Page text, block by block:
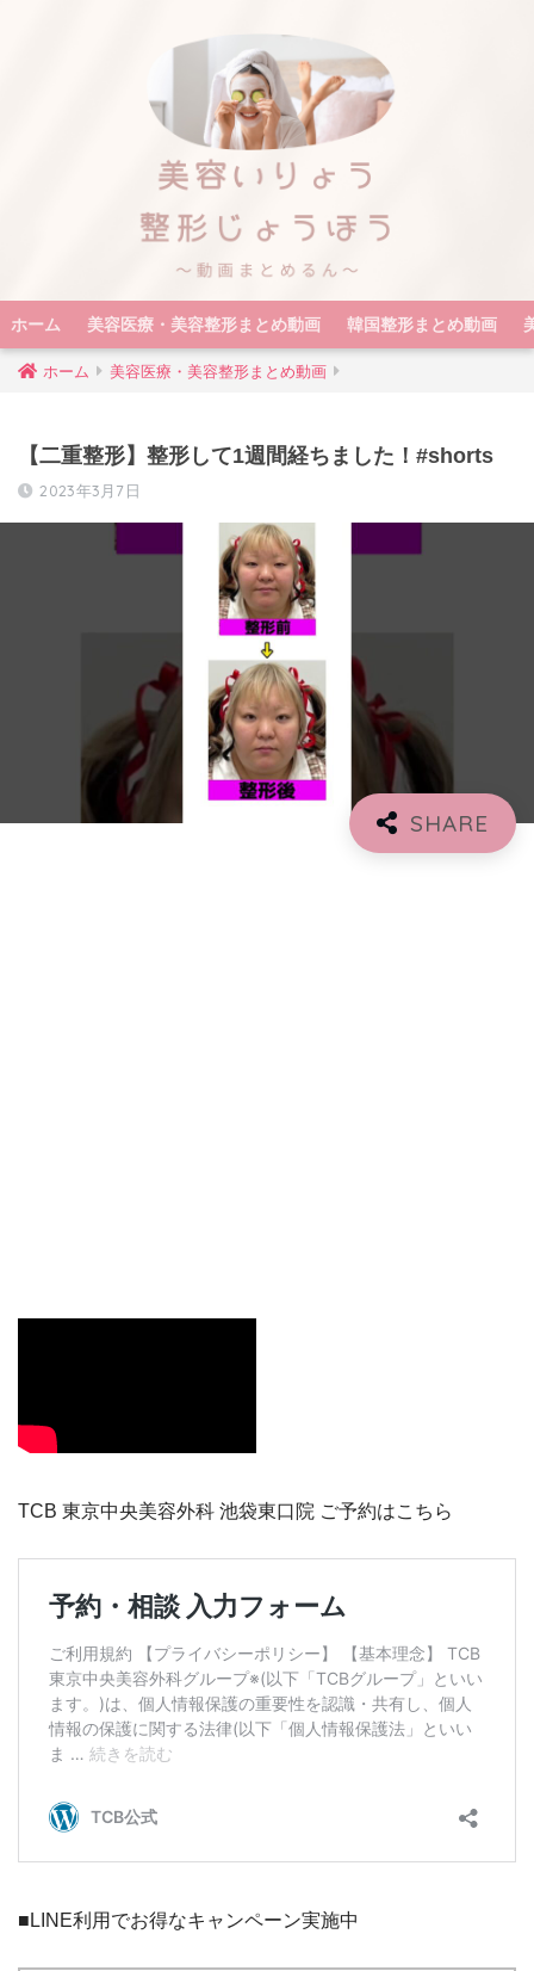
ホーム 美容医療・美容整形まとめ動画 韓国整形まとめ動画
ホーム 美容医療・美容整形まとめ動画
【二重整形】整形して1週間経ちました！#shorts
2023年3月7日
TCB 東京中央美容外科 池袋東口院 ご予約はこちら
■LINE利用でお得なキャンペーン実施中